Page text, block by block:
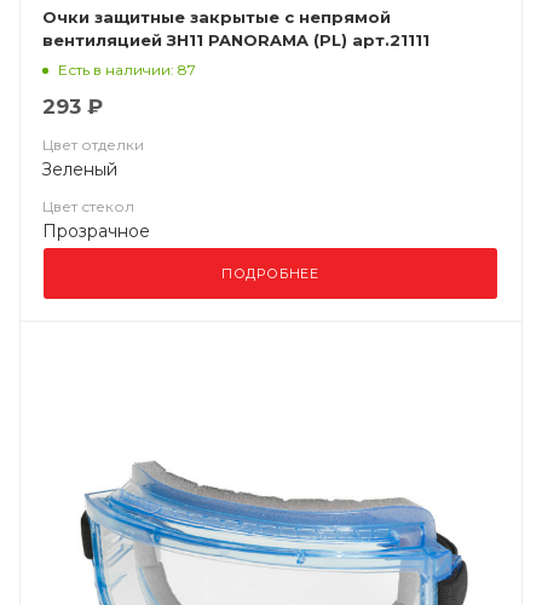
Очки защитные закрытые с непрямой
вентиляцией ЗН11 PANORAMA (PL) арт.21111
Есть в наличии: 87
293 ₽
Цвет отделки
Зеленый
Цвет стекол
Прозрачное
ПОДРОБНЕЕ